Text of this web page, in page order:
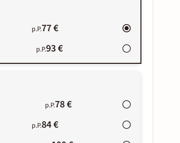
p.P.77 €
p.P.93 €
p.P.78 €
p.P.84 €